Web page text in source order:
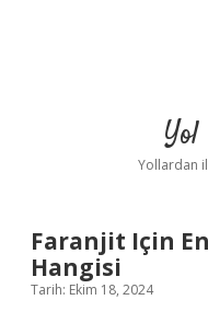
Yollardan
Faranjit Için
Hangisi
Tarih: Ekim 18, 2024